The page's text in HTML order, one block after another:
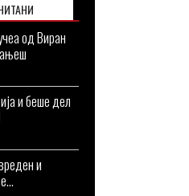
од Виран
и беше дел
и